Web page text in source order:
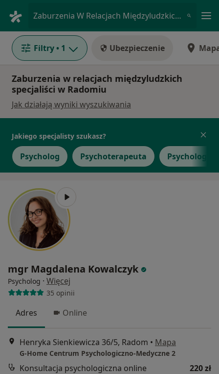
Zaburzenia W Relacjach Międzyludzkich • Radom, mazowieckie
Filtry • 1 Ubezpieczenie
Zaburzenia w relacjach międzyludzkich
specjaliści w Radomiu
Jak działają wyniki wyszukiwania
Jakiego specjalisty szukasz?
Psycholog Psychoterapeuta Psycholog
mgr Magdalena Kowalczyk
Psycholog · Więcej
35 opinii
Adres Online
Henryka Sienkiewicza 36/5, Radom • Mapa
G-Home Centrum Psychologiczno-Medyczne 2
Konsultacja psychologiczna online
220 zł